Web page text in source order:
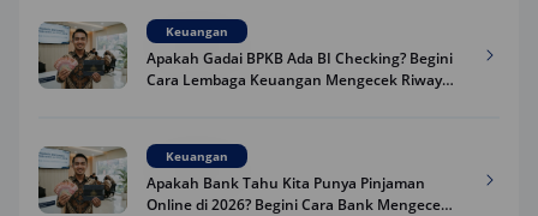
Keuangan
Apakah Gadai BPKB Ada BI Checking? Begini
Cara Lembaga Keuangan Mengecek Riwayat
Keuangan
Apakah Bank Tahu Kita Punya Pinjaman
Online di 2026? Begini Cara Bank Mengecek